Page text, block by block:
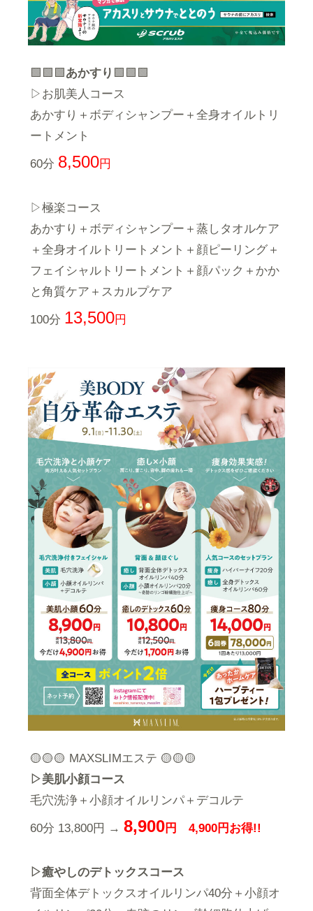
🟩🟩🟩 あかすり 🟩🟩🟩
▷お肌美人コース
あかすり＋ボディシャンプー＋全身オイルトリ
ートメント
60分 8,500円
▷極楽コース
あかすり＋ボディシャンプー＋蒸しタオルケア
＋全身オイルトリートメント＋顔ピーリング＋
フェイシャルトリートメント＋顔パック＋かか
と角質ケア＋スカルプケア
100分 13,500円
🟡🟡🟡 MAXSLIMエステ 🟡🟡🟡
▷美肌小顔コース
毛穴洗浄＋小顔オイルリンパ＋デコルテ
60分 13,800円 →8,900円 4,900円お得!!
▷癒やしのデトックスコース
背面全体デトックスオイルリンパ40分＋小顔オ